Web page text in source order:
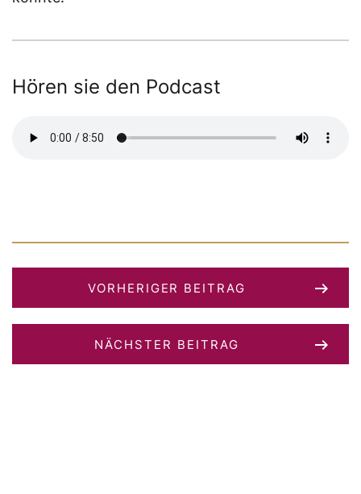
Hören sie den Podcast
VORHERIGER BEITRAG
NÄCHSTER BEITRAG